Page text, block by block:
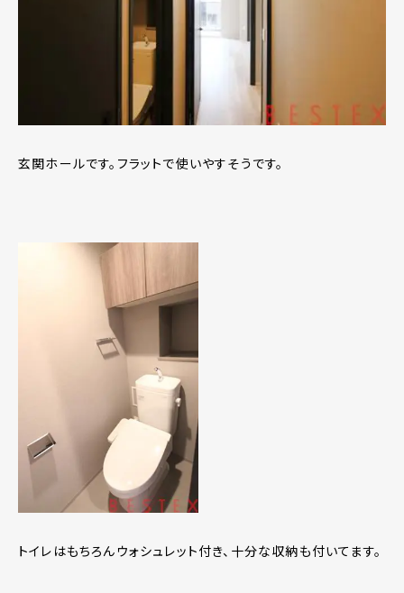
玄関ホールです。フラットで使いやすそうです。
トイレはもちろんウォシュレット付き、十分な収納も付いてます。